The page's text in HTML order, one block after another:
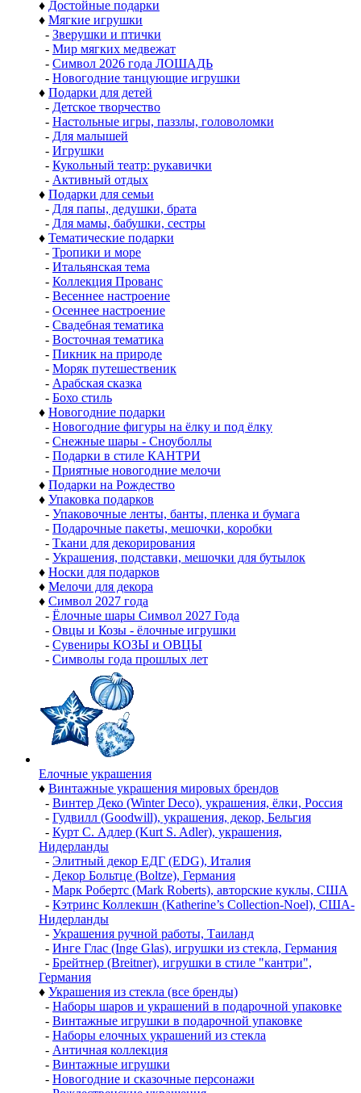
♦ Достойные подарки
♦ Мягкие игрушки
- Зверушки и птички
- Мир мягких медвежат
- Символ 2026 года ЛОШАДЬ
- Новогодние танцующие игрушки
♦ Подарки для детей
- Детское творчество
- Настольные игры, паззлы, головоломки
- Для малышей
- Игрушки
- Кукольный театр: рукавички
- Активный отдых
♦ Подарки для семьи
- Для папы, дедушки, брата
- Для мамы, бабушки, сестры
♦ Тематические подарки
- Тропики и море
- Итальянская тема
- Коллекция Прованс
- Весеннее настроение
- Осеннее настроение
- Свадебная тематика
- Восточная тематика
- Пикник на природе
- Моряк путешественик
- Арабская сказка
- Бохо стиль
♦ Новогодние подарки
- Новогодние фигуры на ёлку и под ёлку
- Снежные шары - Сноуболлы
- Подарки в стиле КАНТРИ
- Приятные новогодние мелочи
♦ Подарки на Рождество
♦ Упаковка подарков
- Упаковочные ленты, банты, пленка и бумага
- Подарочные пакеты, мешочки, коробки
- Ткани для декорирования
- Украшения, подставки, мешочки для бутылок
♦ Носки для подарков
♦ Мелочи для декора
♦ Символ 2027 года
- Ёлочные шары Символ 2027 Года
- Овцы и Козы - ёлочные игрушки
- Сувениры КОЗЫ и ОВЦЫ
- Символы года прошлых лет
Елочные украшения
♦ Винтажные украшения мировых брендов
- Винтер Деко (Winter Deco), украшения, ёлки, Россия
- Гудвилл (Goodwill), украшения, декор, Бельгия
- Курт С. Адлер (Kurt S. Adler), украшения,
Нидерланды
- Элитный декор ЕДГ (EDG), Италия
- Декор Больтце (Boltze), Германия
- Марк Робертс (Mark Roberts), авторские куклы, США
- Кэтринс Коллекшн (Katherine’s Collection-Noel), США-
Нидерланды
- Украшения ручной работы, Таиланд
- Инге Глас (Inge Glas), игрушки из стекла, Германия
- Брейтнер (Breitner), игрушки в стиле "кантри",
Германия
♦ Украшения из стекла (все бренды)
- Наборы шаров и украшений в подарочной упаковке
- Винтажные игрушки в подарочной упаковке
- Наборы елочных украшений из стекла
- Античная коллекция
- Винтажные игрушки
- Новогодние и сказочные персонажи